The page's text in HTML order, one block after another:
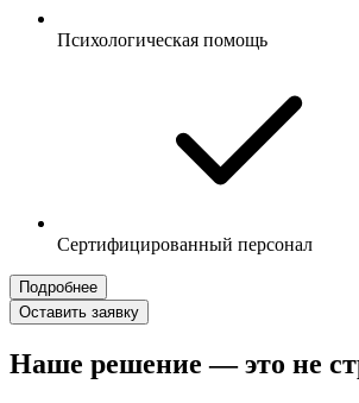
Психологическая помощь
Сертифицированный персонал
Подробнее
Оставить заявку
Наше решение — это не